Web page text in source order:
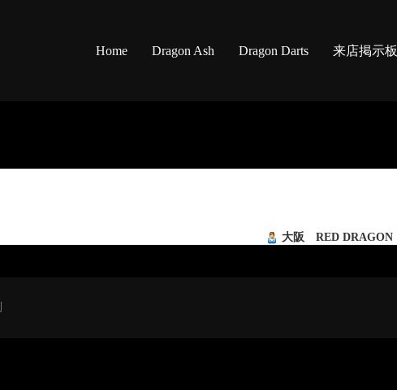
Home Dragon Ash Dragon Darts 来店掲示板
大阪 RED DRAGON